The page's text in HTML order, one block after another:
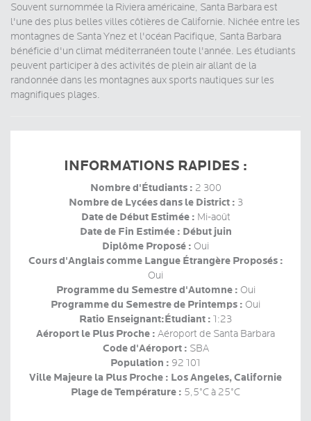
Souvent surnommée la Riviera américaine, Santa Barbara est
l'une des plus belles villes côtières de Californie. Nichée entre les
montagnes de Santa Ynez et l'océan Pacifique, Santa Barbara
bénéficie d'un climat méditerranéen toute l'année. Les étudiants
peuvent participer à des activités de plein air allant de la
randonnée dans les montagnes aux sports nautiques sur les
magnifiques plages.
INFORMATIONS RAPIDES :
Nombre d'Étudiants : 2 300
Nombre de Lycées dans le District : 3
Date de Début Estimée : Mi-août
Date de Fin Estimée : Début juin
Diplôme Proposé : Oui
Cours d'Anglais comme Langue Étrangère Proposés :
Oui
Programme du Semestre d'Automne : Oui
Programme du Semestre de Printemps : Oui
Ratio Enseignant:Étudiant : 1:23
Aéroport le Plus Proche : Aéroport de Santa Barbara
Code d'Aéroport : SBA
Population : 92 101
Ville Majeure la Plus Proche : Los Angeles, Californie
Plage de Température : 5,5°C à 25°C